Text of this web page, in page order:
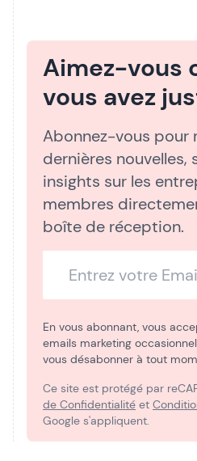
Aimez-vous
vous avez
Abonnez-vous pour
dernières nouvelles,
insights sur les
membres
boîte de réception.
En vous abonnant, vous
emails marketing
vous désabonner à tout
Ce site est protégé par
de Confidentialité et
Google s'appliquent.